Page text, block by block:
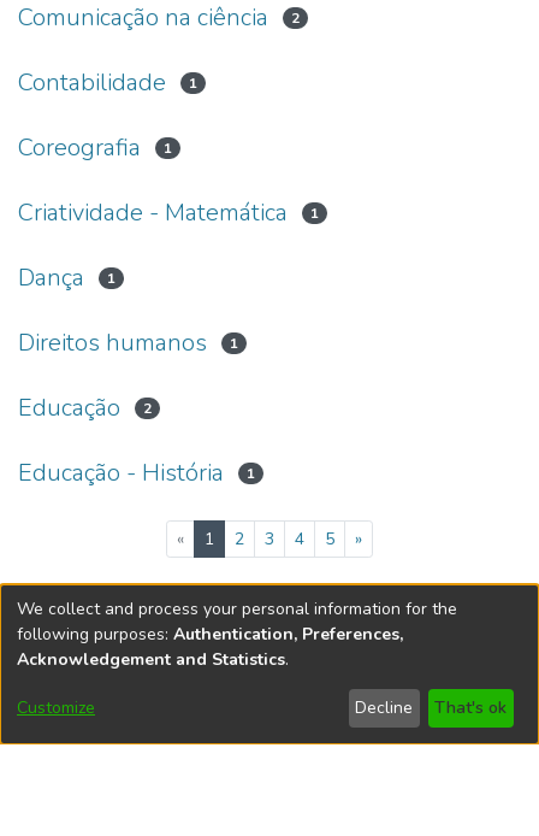
Comunicação na ciência 2
Contabilidade 1
Coreografia 1
Criatividade - Matemática 1
Dança 1
Direitos humanos 1
Educação 2
Educação - História 1
« 1 (current)
2 3 4 5 »
@ 2026 IFB - All rights
We collect and process your personal information for the
following purposes: Authentication, Preferences,
Acknowledgement and Statistics.
Customize Decline That's ok